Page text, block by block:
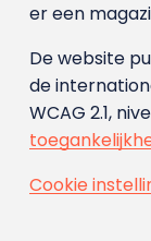
er een
De website
de
WCAG 2.1,
Cookie